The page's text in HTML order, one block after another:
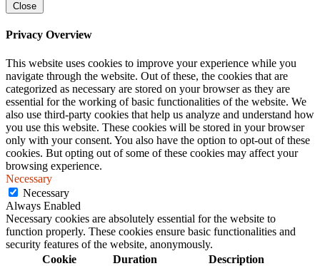
Close
Privacy Overview
This website uses cookies to improve your experience while you
navigate through the website. Out of these, the cookies that are
categorized as necessary are stored on your browser as they are
essential for the working of basic functionalities of the website. We
also use third-party cookies that help us analyze and understand how
you use this website. These cookies will be stored in your browser
only with your consent. You also have the option to opt-out of these
cookies. But opting out of some of these cookies may affect your
browsing experience.
Necessary
Necessary
Always Enabled
Necessary cookies are absolutely essential for the website to
function properly. These cookies ensure basic functionalities and
security features of the website, anonymously.
Cookie
Duration Description